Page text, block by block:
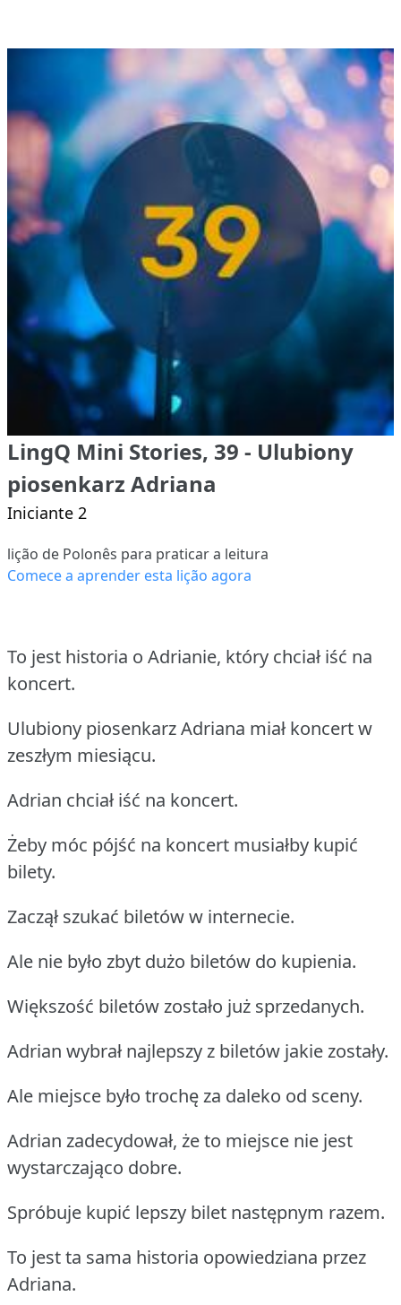
LingQ Mini Stories, 39 - Ulubiony
piosenkarz Adriana
Iniciante 2
lição de Polonês para praticar a leitura
Comece a aprender esta lição agora
To jest historia o Adrianie, który chciał iść na
koncert.
Ulubiony piosenkarz Adriana miał koncert w
zeszłym miesiącu.
Adrian chciał iść na koncert.
Żeby móc pójść na koncert musiałby kupić
bilety.
Zaczął szukać biletów w internecie.
Ale nie było zbyt dużo biletów do kupienia.
Większość biletów zostało już sprzedanych.
Adrian wybrał najlepszy z biletów jakie zostały.
Ale miejsce było trochę za daleko od sceny.
Adrian zadecydował, że to miejsce nie jest
wystarczająco dobre.
Spróbuje kupić lepszy bilet następnym razem.
To jest ta sama historia opowiedziana przez
Adriana.